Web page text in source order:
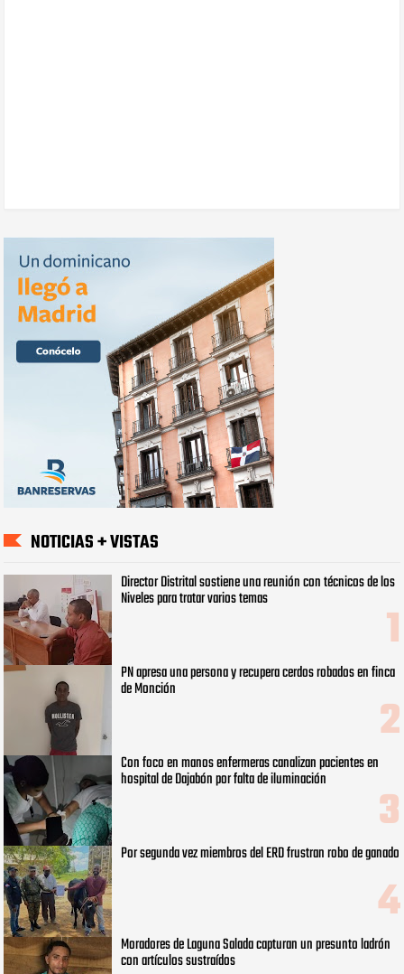
NOTICIAS + VISTAS
Director Distrital sostiene una reunión con técnicos de los
Niveles para tratar varios temas
PN apresa una persona y recupera cerdos robados en finca
de Monción
Con foco en manos enfermeras canalizan pacientes en
hospital de Dajabón por falta de iluminación
Por segunda vez miembros del ERD frustran robo de ganado
Moradores de Laguna Salada capturan un presunto ladrón
con artículos sustraídos